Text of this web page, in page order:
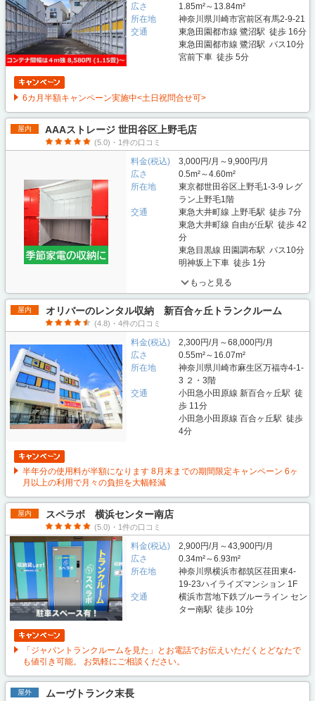
広さ
1.85m²～13.84m²
所在地
神奈川県川崎市宮前区有馬2-9-21
交通
東急田園都市線 鷺沼駅 徒歩 16分
東急田園都市線 鷺沼駅 バス10分
宮前下車 徒歩 5分
6カ月半額キャンペーン実施中<土日祝問合せ可>
屋内 AAAストレージ 世田谷区上野毛店
(5.0)・1件の口コミ
料金(税込)
3,000円/月～9,900円/月
広さ
0.5m²～4.60m²
所在地
東京都世田谷区上野毛1-3-9 レグ
ラン上野毛1階
交通
東急大井町線 上野毛駅 徒歩 7分
東急大井町線 自由が丘駅 徒歩 42
分
東急目黒線 田園調布駅 バス10分
明神坂上下車 徒歩 1分
もっと見る
屋内 オリバーのレンタル収納 新百合ヶ丘トランクルーム
(4.8)・4件の口コミ
料金(税込)
2,300円/月～68,000円/月
広さ
0.55m²～16.07m²
所在地
神奈川県川崎市麻生区万福寺4-1-
3 ２・3階
交通
小田急小田原線 新百合ヶ丘駅 徒
歩 11分
小田急小田原線 百合ヶ丘駅 徒歩
4分
半年分の使用料が半額になります 8月末までの期間限定キャンペーン 6ヶ
月以上の利用で月々の負担を大幅軽減
屋内 スペラボ 横浜センター南店
(5.0)・1件の口コミ
料金(税込)
2,900円/月～43,900円/月
広さ
0.34m²～6.93m²
所在地
神奈川県横浜市都筑区荏田東4-
19-23ハイライズマンション 1F
交通
横浜市営地下鉄ブルーライン セン
ター南駅 徒歩 10分
「ジャパントランクルームを見た」とお電話でお伝えいただくとどなたで
も値引き可能。 お気軽にご相談ください。
屋外 ムーヴトランク末長